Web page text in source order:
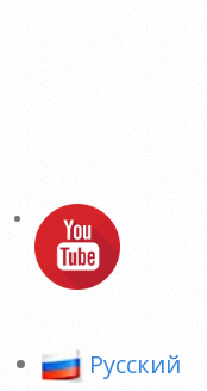
Pусский